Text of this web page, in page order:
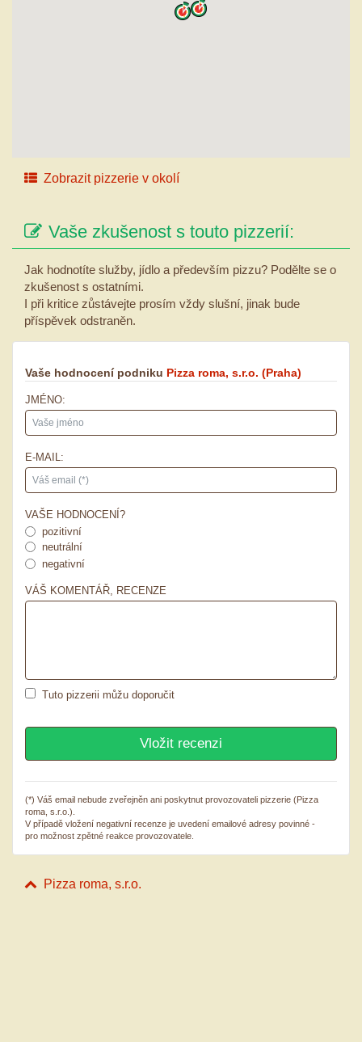
Zobrazit pizzerie v okolí
Vaše zkušenost s touto pizzerií:
Jak hodnotíte služby, jídlo a především pizzu? Podělte se o
zkušenost s ostatními.
I při kritice zůstávejte prosím vždy slušní, jinak bude
příspěvek odstraněn.
Vaše hodnocení podniku Pizza roma, s.r.o. (Praha)
JMÉNO:
E-MAIL:
VAŠE HODNOCENÍ?
pozitivní
neutrální
negativní
VÁŠ KOMENTÁŘ, RECENZE
Tuto pizzerii můžu doporučit
(*) Váš email nebude zveřejněn ani poskytnut provozovateli pizzerie (Pizza
roma, s.r.o.).
V případě vložení negativní recenze je uvedení emailové adresy povinné -
pro možnost zpětné reakce provozovatele.
Pizza roma, s.r.o.